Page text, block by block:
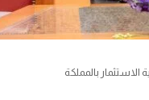
الاستثمار بالمملكة